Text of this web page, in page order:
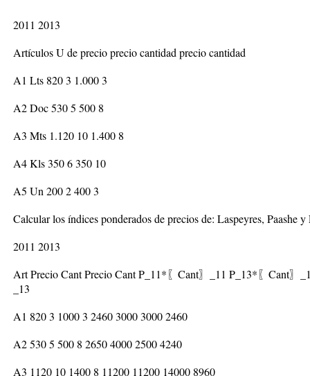
2011 2013
Artículos U de precio precio cantidad precio cantidad
A1 Lts 820 3 1.000 3
A2 Doc 530 5 500 8
A3 Mts 1.120 10 1.400 8
A4 Kls 350 6 350 10
A5 Un 200 2 400 3
Calcular los índices ponderados de precios de: Laspeyres, Paashe y
2011 2013
Art Precio Cant Precio Cant P_11*〖Cant〗_11 P_13*〖Cant〗
_13
A1 820 3 1000 3 2460 3000 3000 2460
A2 530 5 500 8 2650 4000 2500 4240
A3 1120 10 1400 8 11200 11200 14000 8960